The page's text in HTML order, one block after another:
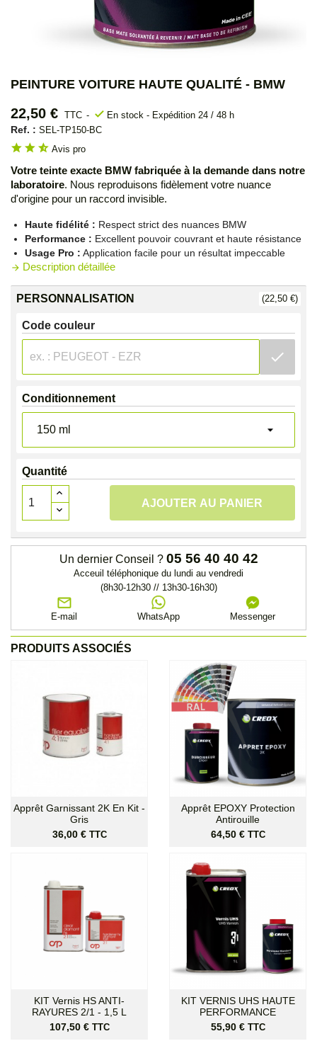
PEINTURE VOITURE HAUTE QUALITÉ - BMW
22,50 € TTC check En stock - Expédition 24 / 48 h
Ref. : SEL-TP150-BC
star star star_half Avis pro
Votre teinte exacte BMW fabriquée à la demande dans notre
laboratoire. Nous reproduisons fidèlement votre nuance
d'origine pour un raccord invisible.
Haute fidélité : Respect strict des nuances BMW
Performance : Excellent pouvoir couvrant et haute résistance
Usage Pro : Application facile pour un résultat impeccable
arrow_forward Description détaillée
PERSONNALISATION (22,50 €)
Code couleur
check
Conditionnement
Quantité
AJOUTER AU PANIER
Un dernier Conseil ? 05 56 40 40 42
Acceuil téléphonique du lundi au vendredi
(8h30-12h30 // 13h30-16h30)
E-mail WhatsApp Messenger
PRODUITS ASSOCIÉS
Apprêt Garnissant 2K En Kit -
Gris
Prix
36,00 € TTC
Apprêt EPOXY Protection
Antirouille
Prix
64,50 € TTC
KIT Vernis HS ANTI-
RAYURES 2/1 - 1,5 L
Prix
107,50 € TTC
KIT VERNIS UHS HAUTE
PERFORMANCE
Prix
55,90 € TTC